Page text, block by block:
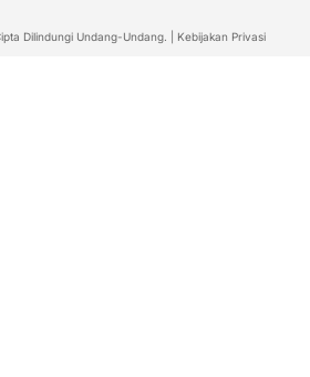
Dilindungi Undang-Undang. | Kebijakan Privasi